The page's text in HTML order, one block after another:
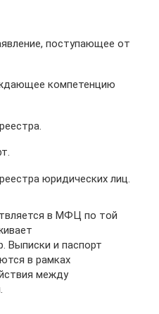
поступающее от
компетенцию
юридических лиц.
в МФЦ по той
Выписки и паспорт
в рамках
между